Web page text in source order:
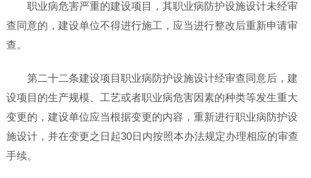
职业病危害严重的建设项目，其职业病防护设施设计未经审
查同意的，建设单位不得进行施工，应当进行整改后重新申请审
查。
第二十二条建设项目职业病防护设施设计经审查同意后，建
设项目的生产规模、工艺或者职业病危害因素的种类等发生重大
变更的，建设单位应当根据变更的内容，重新进行职业病防护设
施设计，并在变更之日起30日内按照本办法规定办理相应的审查
手续。